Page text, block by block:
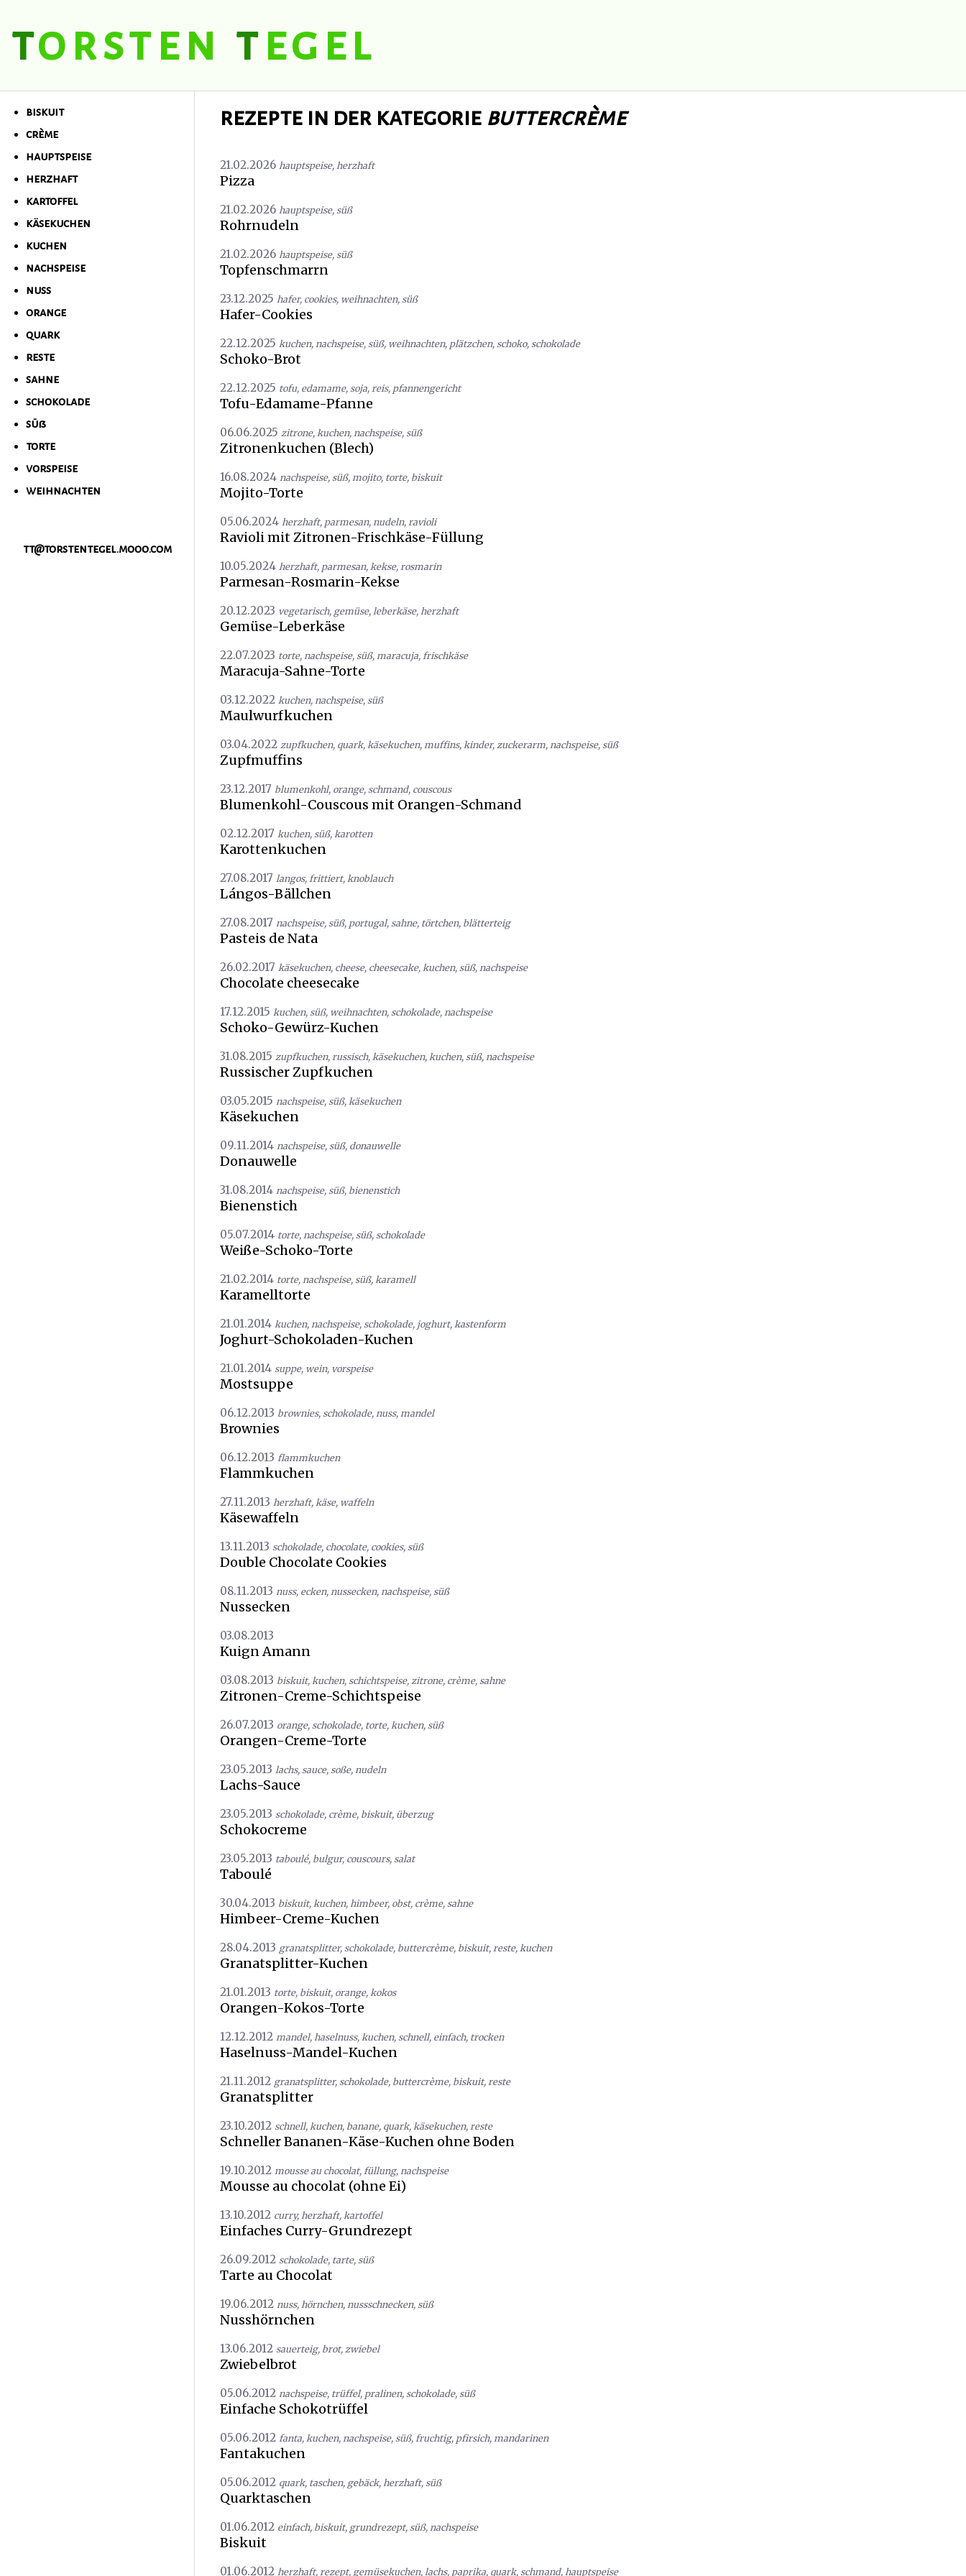
torsten tegel
torsten
t egel
biskuit
crème
hauptspeise
herzhaft
kartoffel
käsekuchen
kuchen
nachspeise
nuss
orange
quark
reste
sahne
schokolade
süß
torte
vorspeise
weihnachten
tt@torstentegel.mooo.com
rezepte in der kategorie buttercrème
21.02.2026 hauptspeise, herzhaft
Pizza
21.02.2026 hauptspeise, süß
Rohrnudeln
21.02.2026 hauptspeise, süß
Topfenschmarrn
23.12.2025 hafer, cookies, weihnachten, süß
Hafer-Cookies
22.12.2025 kuchen, nachspeise, süß, weihnachten, plätzchen, schoko, schokolade
Schoko-Brot
22.12.2025 tofu, edamame, soja, reis, pfannengericht
Tofu-Edamame-Pfanne
06.06.2025 zitrone, kuchen, nachspeise, süß
Zitronenkuchen (Blech)
16.08.2024 nachspeise, süß, mojito, torte, biskuit
Mojito-Torte
05.06.2024 herzhaft, parmesan, nudeln, ravioli
Ravioli mit Zitronen-Frischkäse-Füllung
10.05.2024 herzhaft, parmesan, kekse, rosmarin
Parmesan-Rosmarin-Kekse
20.12.2023 vegetarisch, gemüse, leberkäse, herzhaft
Gemüse-Leberkäse
22.07.2023 torte, nachspeise, süß, maracuja, frischkäse
Maracuja-Sahne-Torte
03.12.2022 kuchen, nachspeise, süß
Maulwurfkuchen
03.04.2022 zupfkuchen, quark, käsekuchen, muffins, kinder, zuckerarm, nachspeise, süß
Zupfmuffins
23.12.2017 blumenkohl, orange, schmand, couscous
Blumenkohl-Couscous mit Orangen-Schmand
02.12.2017 kuchen, süß, karotten
Karottenkuchen
27.08.2017 langos, frittiert, knoblauch
Lángos-Bällchen
27.08.2017 nachspeise, süß, portugal, sahne, törtchen, blätterteig
Pasteis de Nata
26.02.2017 käsekuchen, cheese, cheesecake, kuchen, süß, nachspeise
Chocolate cheesecake
17.12.2015 kuchen, süß, weihnachten, schokolade, nachspeise
Schoko-Gewürz-Kuchen
31.08.2015 zupfkuchen, russisch, käsekuchen, kuchen, süß, nachspeise
Russischer Zupfkuchen
03.05.2015 nachspeise, süß, käsekuchen
Käsekuchen
09.11.2014 nachspeise, süß, donauwelle
Donauwelle
31.08.2014 nachspeise, süß, bienenstich
Bienenstich
05.07.2014 torte, nachspeise, süß, schokolade
Weiße-Schoko-Torte
21.02.2014 torte, nachspeise, süß, karamell
Karamelltorte
21.01.2014 kuchen, nachspeise, schokolade, joghurt, kastenform
Joghurt-Schokoladen-Kuchen
21.01.2014 suppe, wein, vorspeise
Mostsuppe
06.12.2013 brownies, schokolade, nuss, mandel
Brownies
06.12.2013 flammkuchen
Flammkuchen
27.11.2013 herzhaft, käse, waffeln
Käsewaffeln
13.11.2013 schokolade, chocolate, cookies, süß
Double Chocolate Cookies
08.11.2013 nuss, ecken, nussecken, nachspeise, süß
Nussecken
03.08.2013
Kuign Amann
03.08.2013 biskuit, kuchen, schichtspeise, zitrone, crème, sahne
Zitronen-Creme-Schichtspeise
26.07.2013 orange, schokolade, torte, kuchen, süß
Orangen-Creme-Torte
23.05.2013 lachs, sauce, soße, nudeln
Lachs-Sauce
23.05.2013 schokolade, crème, biskuit, überzug
Schokocreme
23.05.2013 taboulé, bulgur, couscours, salat
Taboulé
30.04.2013 biskuit, kuchen, himbeer, obst, crème, sahne
Himbeer-Creme-Kuchen
28.04.2013 granatsplitter, schokolade, buttercrème, biskuit, reste, kuchen
Granatsplitter-Kuchen
21.01.2013 torte, biskuit, orange, kokos
Orangen-Kokos-Torte
12.12.2012 mandel, haselnuss, kuchen, schnell, einfach, trocken
Haselnuss-Mandel-Kuchen
21.11.2012 granatsplitter, schokolade, buttercrème, biskuit, reste
Granatsplitter
23.10.2012 schnell, kuchen, banane, quark, käsekuchen, reste
Schneller Bananen-Käse-Kuchen ohne Boden
19.10.2012 mousse au chocolat, füllung, nachspeise
Mousse au chocolat (ohne Ei)
13.10.2012 curry, herzhaft, kartoffel
Einfaches Curry-Grundrezept
26.09.2012 schokolade, tarte, süß
Tarte au Chocolat
19.06.2012 nuss, hörnchen, nussschnecken, süß
Nusshörnchen
13.06.2012 sauerteig, brot, zwiebel
Zwiebelbrot
05.06.2012 nachspeise, trüffel, pralinen, schokolade, süß
Einfache Schokotrüffel
05.06.2012 fanta, kuchen, nachspeise, süß, fruchtig, pfirsich, mandarinen
Fantakuchen
05.06.2012 quark, taschen, gebäck, herzhaft, süß
Quarktaschen
01.06.2012 einfach, biskuit, grundrezept, süß, nachspeise
Biskuit
01.06.2012 herzhaft, rezept, gemüsekuchen, lachs, paprika, quark, schmand, hauptspeise